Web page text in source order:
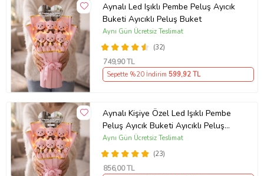
Aynalı Led Işıklı Pembe Peluş Ayıcık
Buketi Ayıcıklı Peluş Buket
(32)
Aynı Gün Ücretsiz Teslimat
749,90 TL
Sepette %20 İndirim 599,92 TL
Aynalı Kişiye Özel Led Işıklı Pembe
Peluş Ayıcık Buketi Ayıcıklı Peluş
Buket
(23)
Aynı Gün Ücretsiz Teslimat
856,00 TL